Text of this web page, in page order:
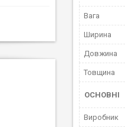
Вага
Ширина
Довжина
Товщина
ОСНОВНІ
Виробник